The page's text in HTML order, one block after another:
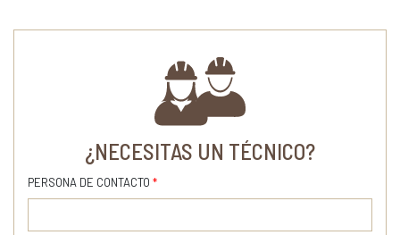
¿NECESITAS UN TÉCNICO?
PERSONA DE CONTACTO *